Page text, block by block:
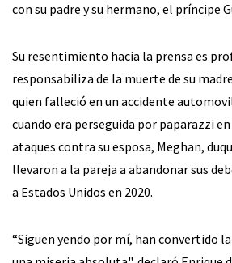
con su padre y su hermano, el príncipe
Su resentimiento hacia la prensa es
responsabiliza de la muerte de su
quien falleció en un accidente
cuando era perseguida por paparazzi en
ataques contra su esposa, Meghan,
llevaron a la pareja a abandonar sus
a Estados Unidos en 2020.
“Siguen yendo por mí, han convertido